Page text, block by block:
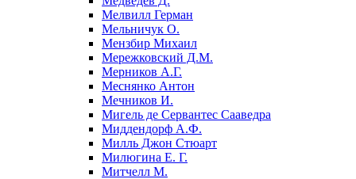
Мелвилл Герман
Мельничук О.
Мензбир Михаил
Мережковский Д.М.
Мерников А.Г.
Меснянко Антон
Мечников И.
Мигель де Сервантес Сааведра
Миддендорф А.Ф.
Милль Джон Стюарт
Милюгина Е. Г.
Митчелл М.